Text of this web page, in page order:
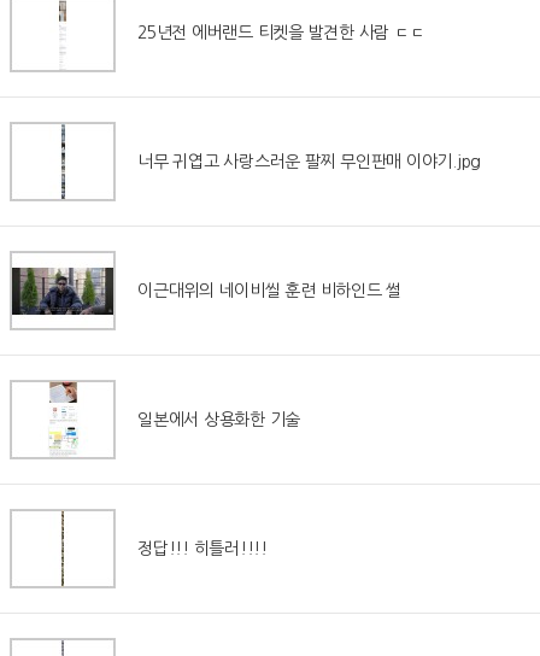
25년전 에버랜드 티켓을 발견한 사람 ㄷㄷ
너무 귀엽고 사랑스러운 팔찌 무인판매 이야기.jpg
이근대위의 네이비씰 훈련 비하인드 썰
일본에서 상용화한 기술
정답!!! 히틀러!!!!